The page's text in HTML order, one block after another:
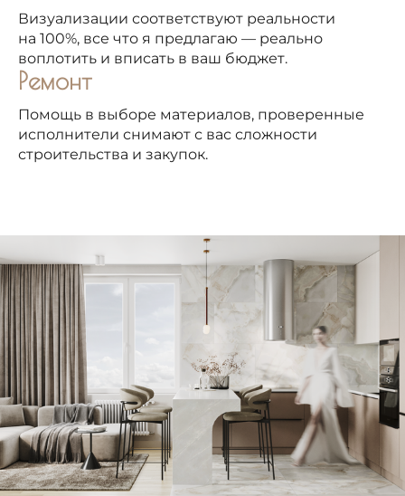
Визуализации соответствуют реальности
на 100%, все что я предлагаю — реально
воплотить и вписать в ваш бюджет.
Ремонт
Помощь в выборе материалов, проверенные
исполнители снимают с вас сложности
строительства и закупок.